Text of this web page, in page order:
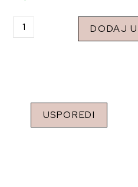
DODAJ
USPOREDI